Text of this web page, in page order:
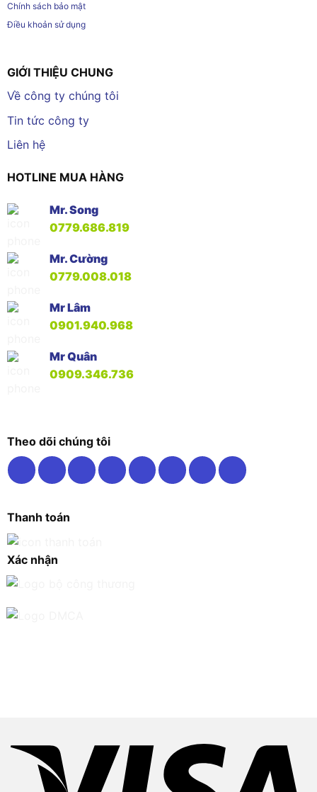
Chính sách bảo mật
Điều khoản sử dụng
GIỚI THIỆU CHUNG
Về công ty chúng tôi
Tin tức công ty
Liên hệ
HOTLINE MUA HÀNG
Mr. Song
0779.686.819
Mr. Cường
0779.008.018
Mr Lâm
0901.940.968
Mr Quân
0909.346.736
Theo dõi chúng tôi
Thanh toán
Xác nhận